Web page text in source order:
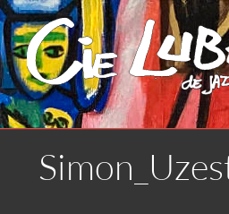
Passer
au
contenu